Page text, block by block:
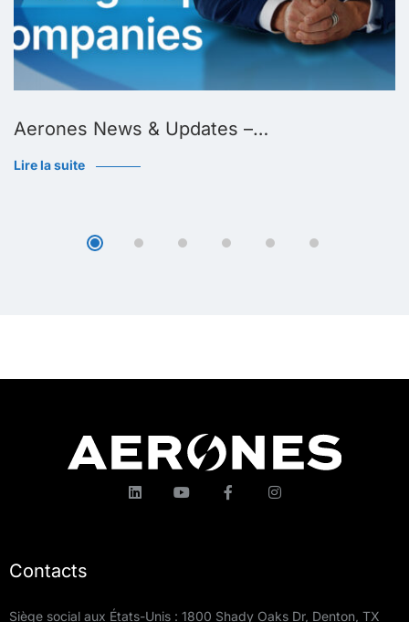
Aerones News & Updates –…
Lire la suite
Contacts
Siège social aux États-Unis : 1800 Shady Oaks Dr, Denton, TX